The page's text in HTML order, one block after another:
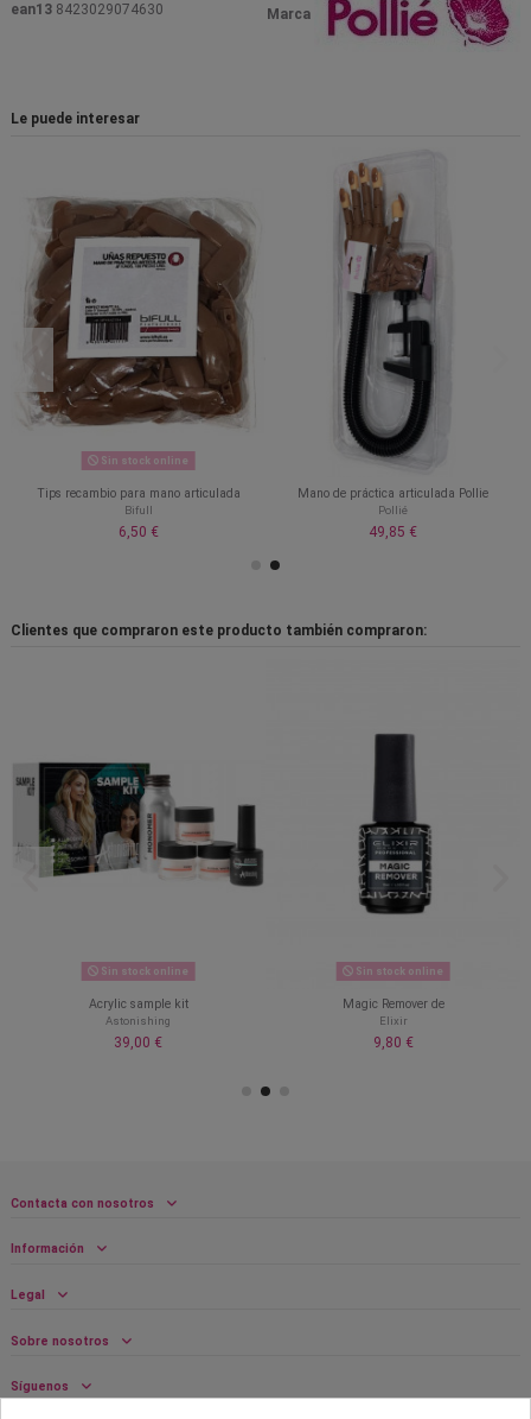
Marca
ean13 8423029074630
Le puede interesar
Sin stock online
Tips recambio para mano articulada
Bifull
6,50 €
Mano de práctica articulada Pollie
Pollié
49,85 €
Clientes que compraron este producto también compraron:
Sin stock online
Acrylic sample kit
Astonishing
39,00 €
Sin stock online
Magic Remover de
Elixir
9,80 €
Contacta con nosotros
Información
Legal
Sobre nosotros
Síguenos